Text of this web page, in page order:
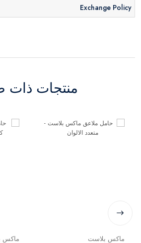
Exchange Policy
منتجات ذات
ماكس بلاست ماكس